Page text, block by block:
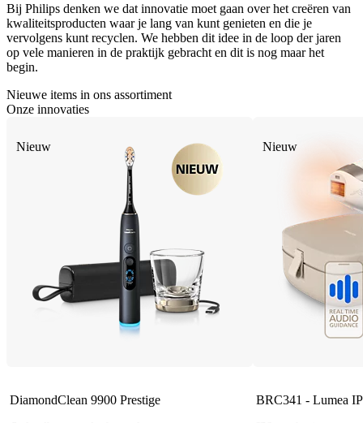
Bij Philips denken we dat innovatie moet gaan over het creëren van
kwaliteitsproducten waar je lang van kunt genieten en die je
vervolgens kunt recyclen. We hebben dit idee in de loop der jaren
op vele manieren in de praktijk gebracht en dit is nog maar het
begin.
Nieuwe items in ons assortiment
Onze innovaties
Nieuw
DiamondClean 9900 Prestige
Nieuw
BRC341 - Lumea